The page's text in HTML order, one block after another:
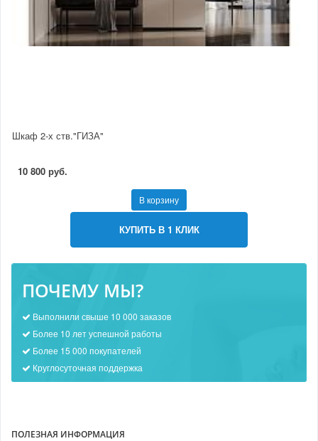
Шкаф 2-х ств."ГИЗА"
10 800 руб.
В корзину
КУПИТЬ В 1 КЛИК
ПОЧЕМУ МЫ?
Выполнили свыше 10 000 заказов
Более 10 лет успешной работы
Более 15 000 покупателей
Круглосуточная поддержка
ПОЛЕЗНАЯ ИНФОРМАЦИЯ